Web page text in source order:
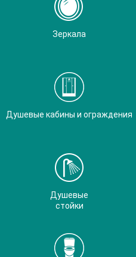
Зеркала
Душевые кабины и ограждения
Душевые
стойки